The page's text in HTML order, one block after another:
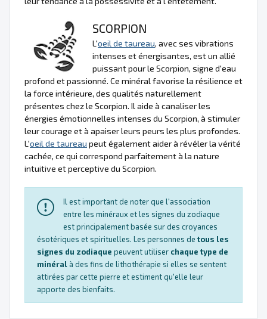
SCORPION
L'oeil de taureau, avec ses vibrations
intenses et énergisantes, est un allié
puissant pour le Scorpion, signe d'eau
profond et passionné. Ce minéral favorise la résilience et
la force intérieure, des qualités naturellement
présentes chez le Scorpion. Il aide à canaliser les
énergies émotionnelles intenses du Scorpion, à stimuler
leur courage et à apaiser leurs peurs les plus profondes.
L'oeil de taureau peut également aider à révéler la vérité
cachée, ce qui correspond parfaitement à la nature
intuitive et perceptive du Scorpion.
Il est important de noter que l'association
entre les minéraux et les signes du zodiaque
est principalement basée sur des croyances
ésotériques et spirituelles. Les personnes de tous les
signes du zodiaque peuvent utiliser chaque type de
minéralà des fins de lithothérapie si elles se sentent
attirées par cette pierre et estiment qu'elle leur
apporte des bienfaits.